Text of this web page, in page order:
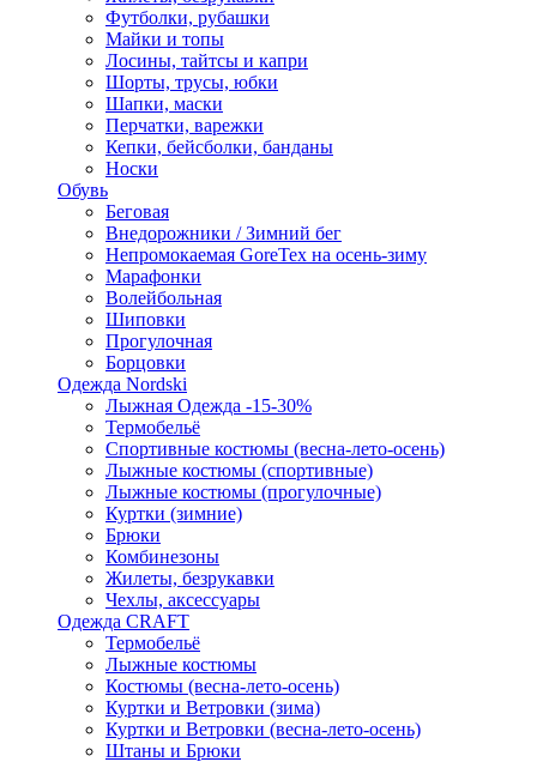
Футболки, рубашки
Майки и топы
Лосины, тайтсы и капри
Шорты, трусы, юбки
Шапки, маски
Перчатки, варежки
Кепки, бейсболки, банданы
Носки
Обувь
Беговая
Внедорожники / Зимний бег
Непромокаемая GoreTex на осень-зиму
Марафонки
Волейбольная
Шиповки
Прогулочная
Борцовки
Одежда Nordski
Лыжная Одежда -15-30%
Термобельё
Спортивные костюмы (весна-лето-осень)
Лыжные костюмы (спортивные)
Лыжные костюмы (прогулочные)
Куртки (зимние)
Брюки
Комбинезоны
Жилеты, безрукавки
Чехлы, аксессуары
Одежда CRAFT
Термобельё
Лыжные костюмы
Костюмы (весна-лето-осень)
Куртки и Ветровки (зима)
Куртки и Ветровки (весна-лето-осень)
Штаны и Брюки